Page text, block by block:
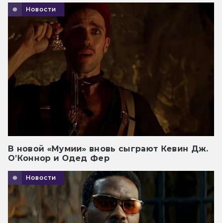
Новости
В новой «Мумии» вновь сыграют Кевин Дж.
О’Коннор и Одед Фер
Новости